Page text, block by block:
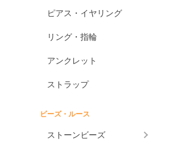
ピアス・イヤリング
リング・指輪
アンクレット
ストラップ
ビーズ・ルース
ストーンビーズ